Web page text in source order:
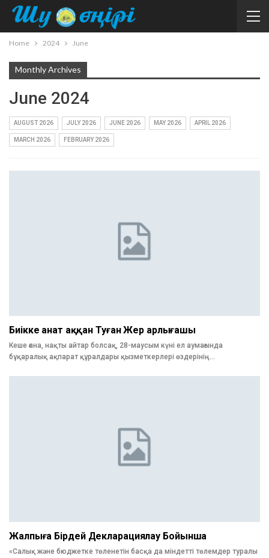
Home 2024 June
Monthly Archives
June 2024
AUGUST 2026 JULY 2026 JUNE 2026 MAY 2026 APRIL 2026
MARCH 2026 FEBRUARY 2026
Биікке Қанат Қаққан Туған Жер Қарлығашы
Кеше ғана, нақты айтар болсақ, 28-маусым күні ел аумағында
бұқаралық ақпарат құралдары қызметкерлері өздерінің…
Жалпыға Бірдей Декларациялау Бойынша
«Салық және бюджетке төленетін басқа да міндетті төлемдер туралы